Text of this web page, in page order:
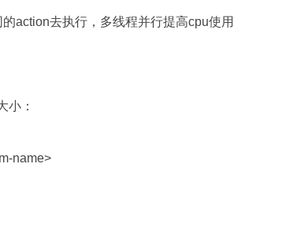
action去执行，多线程并行提高cpu使用
小：
name>